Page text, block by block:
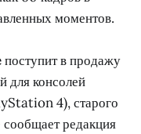
моментов.
поступит в продажу
для консолей
4), старого
редакция